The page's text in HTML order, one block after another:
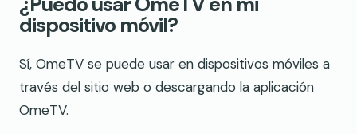
dispositivo móvil?
Sí, OmeTV se puede usar en dispositivos móviles a
través del sitio web o descargando la aplicación
OmeTV.